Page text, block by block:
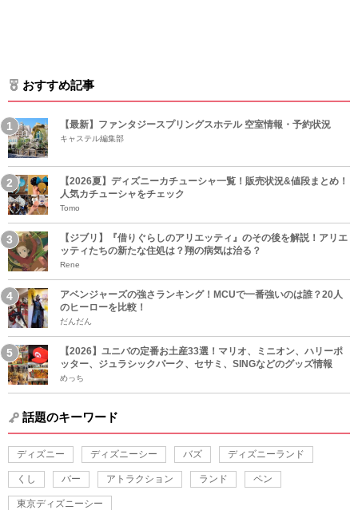
おすすめ記事
【最新】ファンタジースプリングスホテル 空室情報・予約状況
キャステル編集部
【2026夏】ディズニーカチューシャ一覧！販売状況&値段まとめ！
人気カチューシャをチェック
Tomo
【ジブリ】『借りぐらしのアリエッティ』のその後を解説！アリエ
ッティたちの新たな住処は？翔の病気は治る？
Rene
アベンジャーズの強さランキング！MCUで一番強いのは誰？20人
のヒーローを比較！
だんだん
【2026】ユニバの定番お土産33選！マリオ、ミニオン、ハリーポ
ッター、ジュラシックパーク、セサミ、SINGなどのグッズ情報
めっち
話題のキーワード
ディズニー ディズニーシー バズ ディズニーランド
くし バー アトラクション ランド ペン
東京ディズニーシー